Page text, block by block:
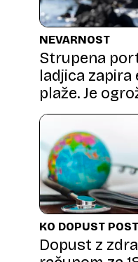
NEVARNOST
Strupena
ladjica zapira
plaže. Je
Jadran?
KO DOPUST
NOČNA MORA
Dopust z